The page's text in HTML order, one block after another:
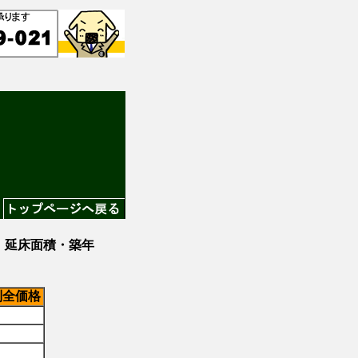
延床面積・築年
価格